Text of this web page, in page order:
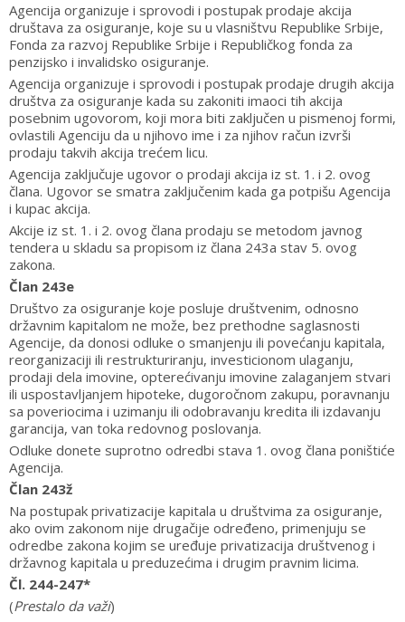
Agencija organizuje i sprovodi i postupak prodaje akcija
društava za osiguranje, koje su u vlasništvu Republike Srbije,
Fonda za razvoj Republike Srbije i Republičkog fonda za
penzijsko i invalidsko osiguranje.
Agencija organizuje i sprovodi i postupak prodaje drugih akcija
društva za osiguranje kada su zakoniti imaoci tih akcija
posebnim ugovorom, koji mora biti zaključen u pismenoj formi,
ovlastili Agenciju da u njihovo ime i za njihov račun izvrši
prodaju takvih akcija trećem licu.
Agencija zaključuje ugovor o prodaji akcija iz st. 1. i 2. ovog
člana. Ugovor se smatra zaključenim kada ga potpišu Agencija
i kupac akcija.
Akcije iz st. 1. i 2. ovog člana prodaju se metodom javnog
tendera u skladu sa propisom iz člana 243a stav 5. ovog
zakona.
Član 243e
Društvo za osiguranje koje posluje društvenim, odnosno
državnim kapitalom ne može, bez prethodne saglasnosti
Agencije, da donosi odluke o smanjenju ili povećanju kapitala,
reorganizaciji ili restrukturiranju, investicionom ulaganju,
prodaji dela imovine, opterećivanju imovine zalaganjem stvari
ili uspostavljanjem hipoteke, dugoročnom zakupu, poravnanju
sa poveriocima i uzimanju ili odobravanju kredita ili izdavanju
garancija, van toka redovnog poslovanja.
Odluke donete suprotno odredbi stava 1. ovog člana poništiće
Agencija.
Član 243ž
Na postupak privatizacije kapitala u društvima za osiguranje,
ako ovim zakonom nije drugačije određeno, primenjuju se
odredbe zakona kojim se uređuje privatizacija društvenog i
državnog kapitala u preduzećima i drugim pravnim licima.
Čl. 244-247*
(Prestalo da važi)